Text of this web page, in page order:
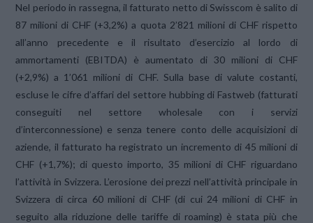
Nel periodo in rassegna, il fatturato netto di Swisscom è salito di
87 milioni di CHF (+3,2%) a quota 2’821 milioni di CHF rispetto
all’anno precedente e il risultato d’esercizio al lordo di
ammortamenti (EBITDA) è aumentato di 30 milioni di CHF
(+2,9%) a 1’061 milioni di CHF. Sulla base di valute costanti,
escluse le cifre d’affari del settore hubbing di Fastweb (fatturati
conseguiti nel settore wholesale con i servizi
d’interconnessione) e senza tenere conto delle acquisizioni di
aziende, il fatturato ha registrato un incremento di 45 milioni di
CHF (+1,7%); di questo importo, 35 milioni di CHF riguardano
l’attività in Svizzera. L’erosione dei prezzi nell’attività principale in
Svizzera di circa 60 milioni di CHF (di cui 24 milioni di CHF in
seguito alla riduzione delle tariffe di roaming) è stata più che